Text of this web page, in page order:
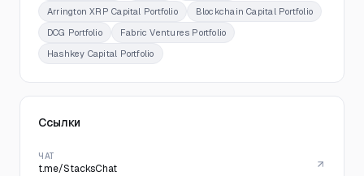
Arrington XRP Capital Portfolio
Blockchain Capital Portfolio
DCG Portfolio
Fabric Ventures Portfolio
Hashkey Capital Portfolio
Ссылки
ЧАТ
t.me/StacksChat